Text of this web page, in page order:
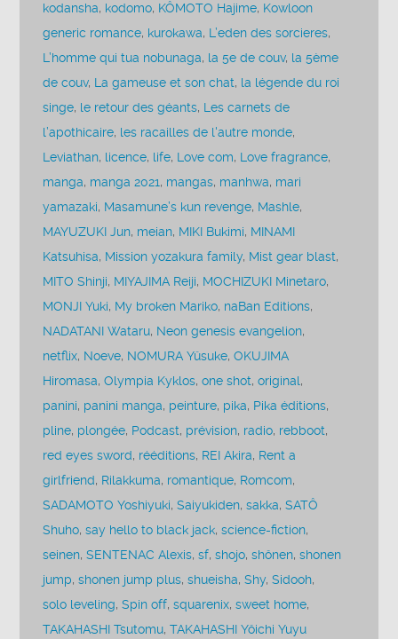
kodansha, kodomo, KÔMOTO Hajime, Kowloon
generic romance, kurokawa, L’eden des sorcieres,
L’homme qui tua nobunaga, la 5e de couv, la 5ème
de couv, La gameuse et son chat, la légende du roi
singe, le retour des géants, Les carnets de
l’apothicaire, les racailles de l'autre monde,
Leviathan, licence, life, Love com, Love fragrance,
manga, manga 2021, mangas, manhwa, mari
yamazaki, Masamune’s kun revenge, Mashle,
MAYUZUKI Jun, meian, MIKI Bukimi, MINAMI
Katsuhisa, Mission yozakura family, Mist gear blast,
MITO Shinji, MIYAJIMA Reiji, MOCHIZUKI Minetaro,
MONJI Yuki, My broken Mariko, naBan Editions,
NADATANI Wataru, Neon genesis evangelion,
netflix, Noeve, NOMURA Yûsuke,OKUJIMA
Hiromasa,Olympia Kyklos,one shot,original,
panini, panini manga, peinture, pika, Pika éditions,
pline, plongée, Podcast, prévision, radio, rebboot,
red eyes sword, rééditions, REI Akira, Rent a
girlfriend, Rilakkuma, romantique, Romcom,
SADAMOTO Yoshiyuki,Saiyukiden,sakka,SATÔ
Shuho,say hello to black jack,science-fiction,
seinen,SENTENAC Alexis,sf,shojo,shônen,shonen
jump,shonen jump plus,shueisha,Shy,Sidooh,
solo leveling,Spin off,squarenix,sweet home,
TAKAHASHI Tsutomu,TAKAHASHI Yôichi Yuyu